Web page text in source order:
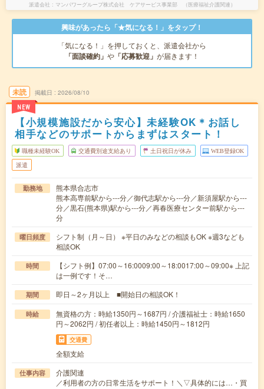
派遣会社 マンパワーグループ株式会社 ケアサービス事業部 （医療福祉介護関連）
興味があったら「★気になる！」をタップ！
「気になる！」を押しておくと、派遣会社から
「面談確約」 や 「応募歓迎」 が届きます！
未読
NEW
掲載日 2026/08/10
【小規模施設だから安心】未経験OK＊お話し
相手などのサポートからまずはスタート！
職種未経験OK 交通費別途支給あり 土日祝日が休み WEB登録OK
派遣
勤務地
熊本県合志市
熊本高専前駅から---分／御代志駅から---分／新須屋駅から---
分／黒石(熊本県)駅から---分／再春医療センター前駅から---
分
曜日頻度
シフト制（月～日） ※平日のみなどの相談もOK ※週3なども
相談OK
時間
【シフト例】07:00～16:0009:00～18:0017:00～09:00※ 上記
は一例です！そ…
期間 即日～2ヶ月以上 ■開始日の相談OK！
時給
無資格の方：時給1350円～1687円 / 介護福祉士：時給1650
円～2062円 / 初任者以上：時給1450円～1812円
交通費
全額支給
仕事内容
介護関連
／利用者の方の日常生活をサポート！＼▽具体的には…・買